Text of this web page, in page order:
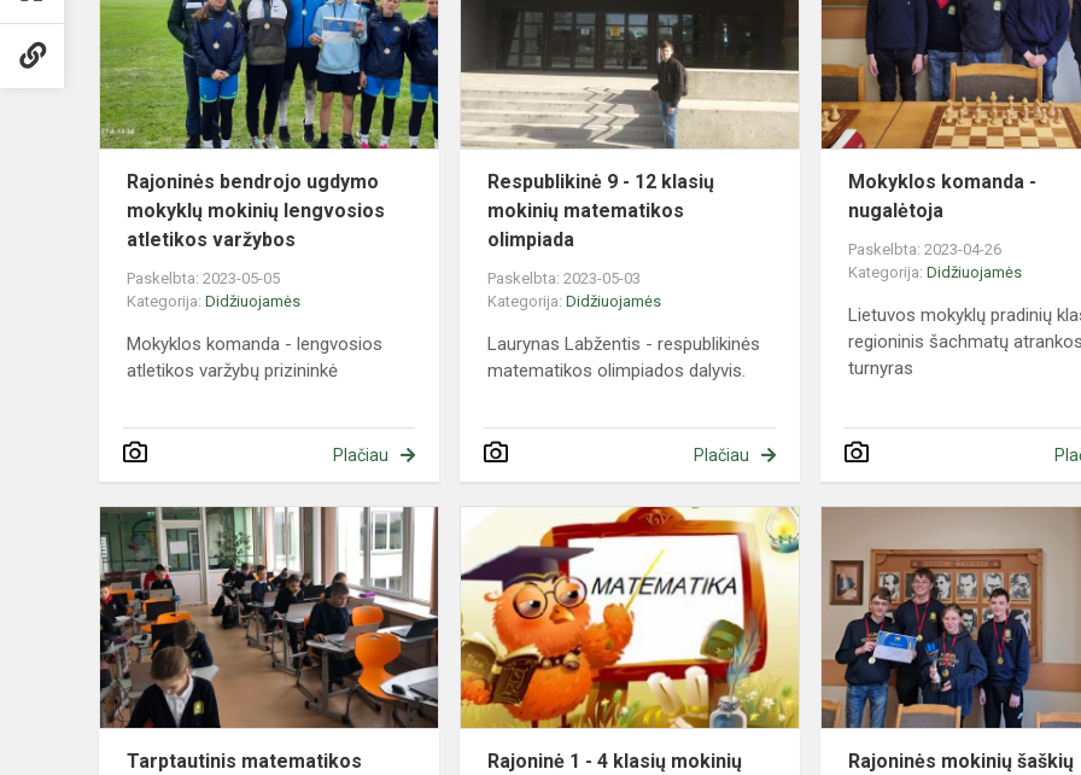
mokyklų
mokinių
lengvosios
atleti...
Rajoninės bendrojo ugdymo
mokyklų mokinių lengvosios
atletikos varžybos
Paskelbta: 2023-05-05
Kategorija: Didžiuojamės
Mokyklos komanda - lengvosios
atletikos varžybų prizininkė
Plačiau
12
mokinių
matematikos
olimpiada
Respublikinė 9 - 12 klasių
mokinių matematikos
olimpiada
Paskelbta: 2023-05-03
Kategorija:Didžiuojamės
Laurynas Labžentis - respublikinės
matematikos olimpiados dalyvis.
Plačiau
Mokyklos komanda -
nugalėtoja
Paskelbta: 2023-04-26
Kategorija:Didžiuojamės
Lietuvos mokyklų pradinių
regioninis šachmatų atrankos
turnyras
Tarptautinis
matematikos
konkursas
PANGEA
2023
Tarptautinis matematikos
Rajoninė
1
klasių
mokinių
matematikos
olimpiada
Rajoninė 1 - 4 klasių mokinių
Rajoninės mokinių šaškių